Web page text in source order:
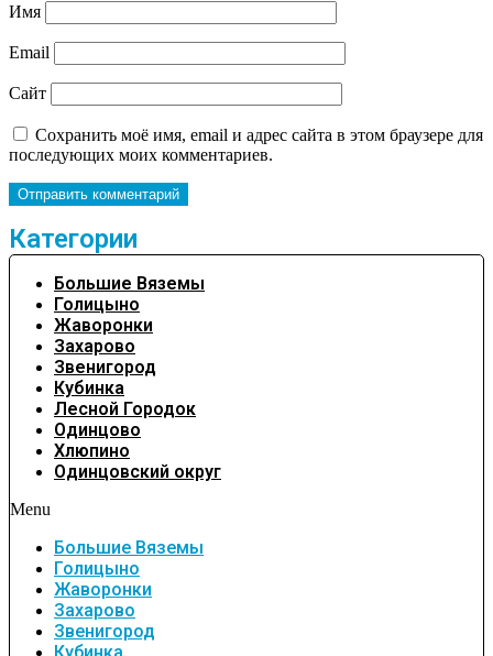
Имя
Email
Сайт
Сохранить моё имя, email и адрес сайта в этом браузере для
последующих моих комментариев.
Категории
Большие Вяземы
Голицыно
Жаворонки
Захарово
Звенигород
Кубинка
Лесной Городок
Одинцово
Хлюпино
Одинцовский округ
Menu
Большие Вяземы
Голицыно
Жаворонки
Захарово
Звенигород